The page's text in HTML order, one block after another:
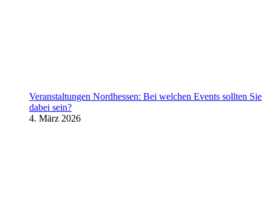
Veranstaltungen Nordhessen: Bei welchen Events sollten Sie
dabei sein?
4. März 2026